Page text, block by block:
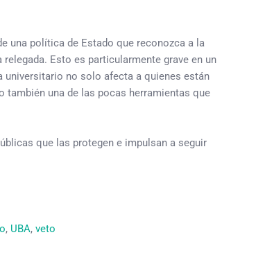
una política de Estado que reconozca a la
Esto es particularmente grave en un
universitario no solo afecta a quienes están
también una de las pocas herramientas que
que las protegen e impulsan a seguir
, UBA, veto